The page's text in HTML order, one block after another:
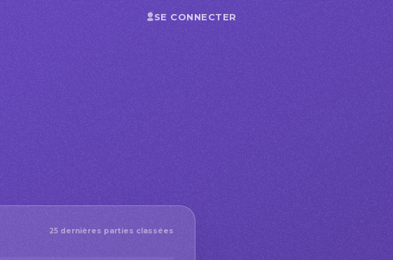
SE CONNECTER
25 dernières parties classées